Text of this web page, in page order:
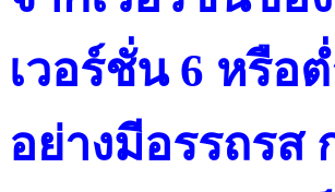
เวอร์ชั่น 6 หรือ
อย่างมีอรรถรส